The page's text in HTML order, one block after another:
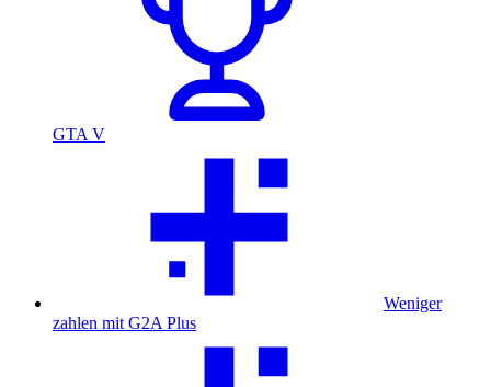
GTA V
Weniger
zahlen mit G2A Plus